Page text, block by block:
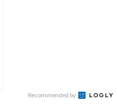
Recommended by